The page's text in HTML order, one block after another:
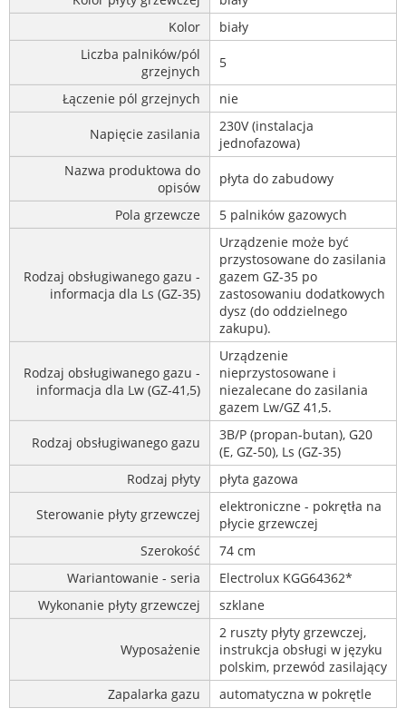
Kolor
biały
Liczba palników/pól
grzejnych
5
Łączenie pól grzejnych nie
Napięcie zasilania
230V (instalacja
jednofazowa)
Nazwa produktowa do
opisów
płyta do zabudowy
Pola grzewcze 5 palników gazowych
Rodzaj obsługiwanego gazu -
informacja dla Ls (GZ-35)
Urządzenie może być
przystosowane do zasilania
gazem GZ-35 po
zastosowaniu dodatkowych
dysz (do oddzielnego
zakupu).
Rodzaj obsługiwanego gazu -
informacja dla Lw (GZ-41,5)
Urządzenie
nieprzystosowane i
niezalecane do zasilania
gazem Lw/GZ 41,5.
Rodzaj obsługiwanego gazu
3B/P (propan-butan), G20
(E, GZ-50), Ls (GZ-35)
Rodzaj płyty
płyta gazowa
Sterowanie płyty grzewczej
elektroniczne - pokrętła na
płycie grzewczej
Szerokość
74 cm
Wariantowanie - seria
Electrolux KGG64362*
Wykonanie płyty grzewczej
szklane
Wyposażenie
2 ruszty płyty grzewczej,
instrukcja obsługi w języku
polskim, przewód zasilający
Zapalarka gazu
automatyczna w pokrętle